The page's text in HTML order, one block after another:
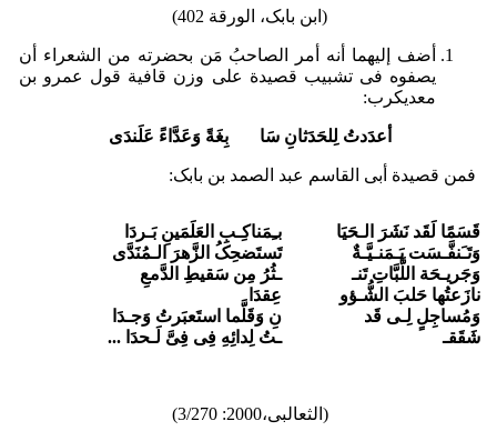
(ابن بابک، الورقة 402)
أضف إلیهما أنه أمر الصاحبُ مَن بحضرته من الشعراء أن
یصفوه فی تشبیب قصیدة على وزن قافیة قول عمرو بن
معدی­کرب:
أعدَدتُ لِلحَدَثانِ سَا بِغَةً وَعَدَّاءً عَلَندَى
فمن قصیدة أبی القاسم عبد الصمد بن بابک:
قَسَمًا لَقَد نَشَرَ الـحَیَا
وَتَـَنفَّـسَت یَـمَنـیَّـةٌ
وَجَریـحَة اللَّبَّاتِ تَنـ
نازَعتُها حَلبَ الشُّـؤو
وَمُساجِلٍ لِـی قَد
شَقَقـ
بـِمَناکِـبِ العَلَمَینِ بَـردَا
تَستَضحِکُ الزَّهرَ الـمُنَدَّى
ـثُرُ مِن سَقیطِ الدَّمعِ
عِقدَا
نِ وَقَلَّما استَعبَرتُ وَجـدَا
ـتُ لِدائِهِ فِی فِیَّ لَـحدَا ...
(الثعالبی،2000: 3/270)